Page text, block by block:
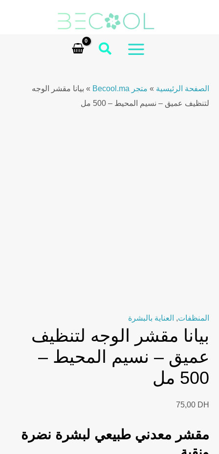
MAIN
الصفحة الرئيسية » متجر Becool.ma » بيانا مقشر الوجه
لتنظيف عميق – نسيم المحيط – 500 مل
المنظفات, العناية بالبشرة
بيانا مقشر الوجه لتنظيف
عميق – نسيم المحيط –
500 مل
75,00 DH
مقشر معدني طبيعي لبشرة نضرة